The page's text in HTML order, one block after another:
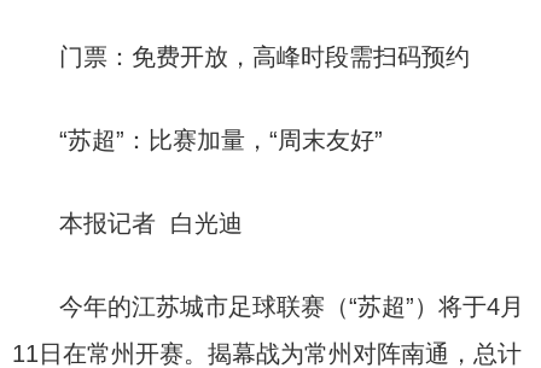
门票：免费开放，高峰时段需扫码预约
“苏超”：比赛加量，“周末友好”
本报记者 白光迪
今年的江苏城市足球联赛（“苏超”）将于4月
11日在常州开赛。揭幕战为常州对阵南通，总计